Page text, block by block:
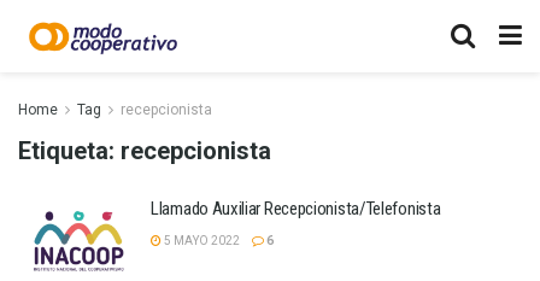
Home Tag recepcionista
Etiqueta: recepcionista
Llamado Auxiliar Recepcionista/Telefonista
5 MAYO 2022 6